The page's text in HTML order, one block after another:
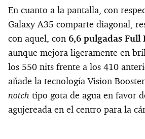
En cuanto a la pantalla, con
Galaxy A35 comparte diagonal,
con aquel, con 6,6 pulgadas Full
aunque mejora ligeramente en
los 550 nits frente a los 410
añade la tecnología Vision
notch tipo gota de agua en favor
agujereada en el centro para la